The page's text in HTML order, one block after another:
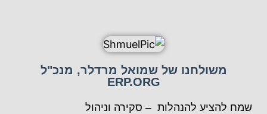
משולחנו של שמואל מרדלר, מנכ"ל
ERP.ORG
שמח להציע להנהלות – סקירה וניהול